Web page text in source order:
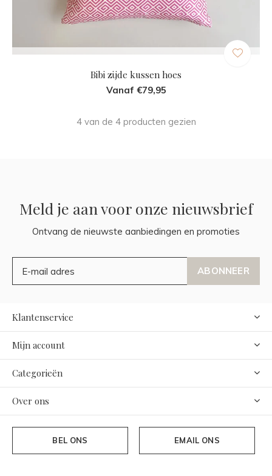
Bibi zijde kussen hoes
Vanaf €79,95
4 van de 4 producten gezien
Meld je aan voor onze nieuwsbrief
Ontvang de nieuwste aanbiedingen en promoties
ABONNEER
Klantenservice
Mijn account
Categorieën
Over ons
BEL ONS EMAIL ONS